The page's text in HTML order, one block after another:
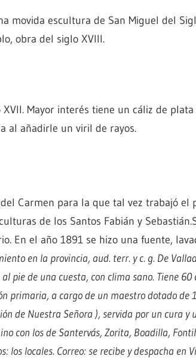
movida escultura de San Miguel del
obra del siglo XVIII.
Mayor interés tiene un cáliz de
al añadirle un viril de rayos.
Carmen para la que tal vez trabajó el
de los Santos Fabián y
En el año 1891 se hizo una fuente,
en la provincia, aud. terr. y c. g. De
pie de una cuesta, con clima sano. Tiene 60
primaria, a cargo de un maestro dotado de
de Nuestra Señora ), servida por un cura y
con los de Santervás, Zorita, Boadilla,
los locales. Correo: se recibe y despacha en